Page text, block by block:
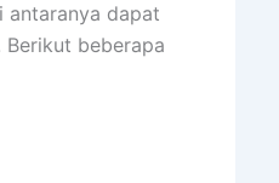
antaranya dapat
Berikut beberapa